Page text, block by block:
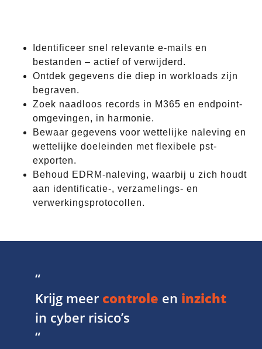
Identificeer snel relevante e-mails en
bestanden – actief of verwijderd.
Ontdek gegevens die diep in workloads zijn
begraven.
Zoek naadloos records in M365 en endpoint-
omgevingen, in harmonie.
Bewaar gegevens voor wettelijke naleving en
wettelijke doeleinden met flexibele pst-
exporten.
Behoud EDRM-naleving, waarbij u zich houdt
aan identificatie-, verzamelings- en
verwerkingsprotocollen.
“
Krijg meer controle en inzicht
in cyber risico’s
“